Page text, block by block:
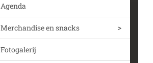
Agenda
Merchandise en snacks
Fotogalerij